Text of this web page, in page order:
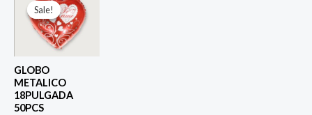
Sale!
Sale!
GLOBO
METALICO
18PULGADA
50PCS
precio
original
era:
$ 4.000.